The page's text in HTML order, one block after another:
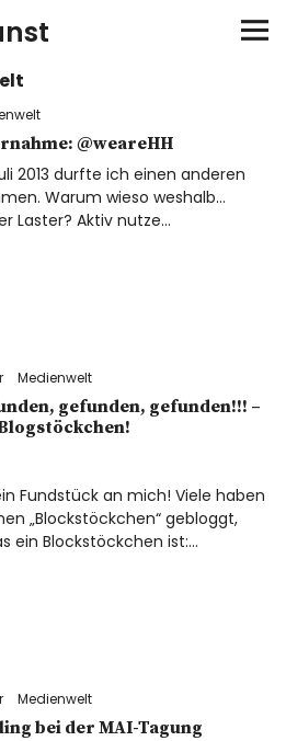
@weareHH
2013 durfte ich einen anderen
Warum wieso weshalb…
Laster? Aktiv nutze…
Medienwelt
gefunden, gefunden!!! –
Fundstück an mich! Viele haben
„Blockstöckchen“ gebloggt,
ein Blockstöckchen ist:…
Medienwelt
bei der MAI-Tagung